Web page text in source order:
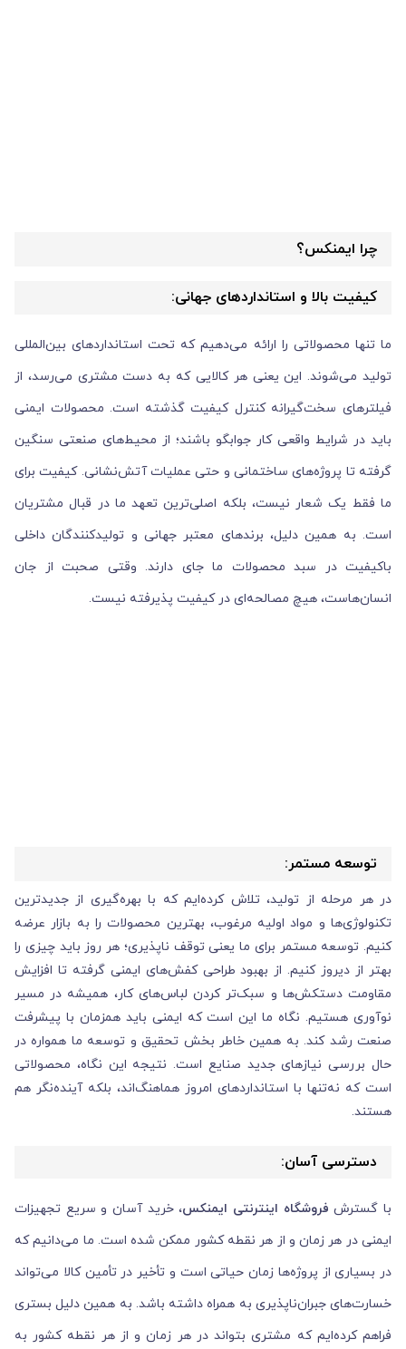
چرا ایمنکس؟
کیفیت بالا و استانداردهای جهانی:
ما تنها محصولاتی را ارائه می‌دهیم که تحت استانداردهای بین‌المللی
تولید می‌شوند. این یعنی هر کالایی که به دست مشتری می‌رسد، از
فیلترهای سخت‌گیرانه کنترل کیفیت گذشته است. محصولات ایمنی
باید در شرایط واقعی کار جوابگو باشند؛ از محیط‌های صنعتی سنگین
گرفته تا پروژه‌های ساختمانی و حتی عملیات آتش‌نشانی. کیفیت برای
ما فقط یک شعار نیست، بلکه اصلی‌ترین تعهد ما در قبال مشتریان
است. به همین دلیل، برندهای معتبر جهانی و تولیدکنندگان داخلی
باکیفیت در سبد محصولات ما جای دارند. وقتی صحبت از جان
انسان‌هاست، هیچ مصالحه‌ای در کیفیت پذیرفته نیست.
توسعه مستمر:
در هر مرحله از تولید، تلاش کرده‌ایم که با بهره‌گیری از جدیدترین
تکنولوژی‌ها و مواد اولیه مرغوب، بهترین محصولات را به بازار عرضه
کنیم. توسعه مستمر برای ما یعنی توقف‌ ناپذیری؛ هر روز باید چیزی را
بهتر از دیروز کنیم. از بهبود طراحی کفش‌های ایمنی گرفته تا افزایش
مقاومت دستکش‌ها و سبک‌تر کردن لباس‌های کار، همیشه در مسیر
نوآوری هستیم. نگاه ما این است که ایمنی باید همزمان با پیشرفت
صنعت رشد کند. به همین خاطر بخش تحقیق و توسعه ما همواره در
حال بررسی نیازهای جدید صنایع است. نتیجه این نگاه، محصولاتی
است که نه‌تنها با استانداردهای امروز هماهنگ‌اند، بلکه آینده‌نگر هم
هستند.
دسترسی آسان:
با گسترش فروشگاه اینترنتی ایمنکس، خرید آسان و سریع تجهیزات
ایمنی در هر زمان و از هر نقطه کشور ممکن شده است. ما می‌دانیم که
در بسیاری از پروژه‌ها زمان حیاتی است و تأخیر در تأمین کالا می‌تواند
خسارت‌های جبران‌ناپذیری به همراه داشته باشد. به همین دلیل بستری
فراهم کرده‌ایم که مشتری بتواند در هر زمان و از هر نقطه کشور به